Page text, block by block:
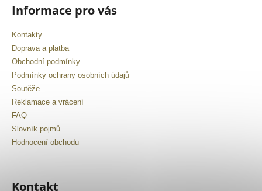
Informace pro vás
Kontakty
Doprava a platba
Obchodní podmínky
Podmínky ochrany osobních údajů
Soutěže
Reklamace a vrácení
FAQ
Slovník pojmů
Hodnocení obchodu
Kontakt